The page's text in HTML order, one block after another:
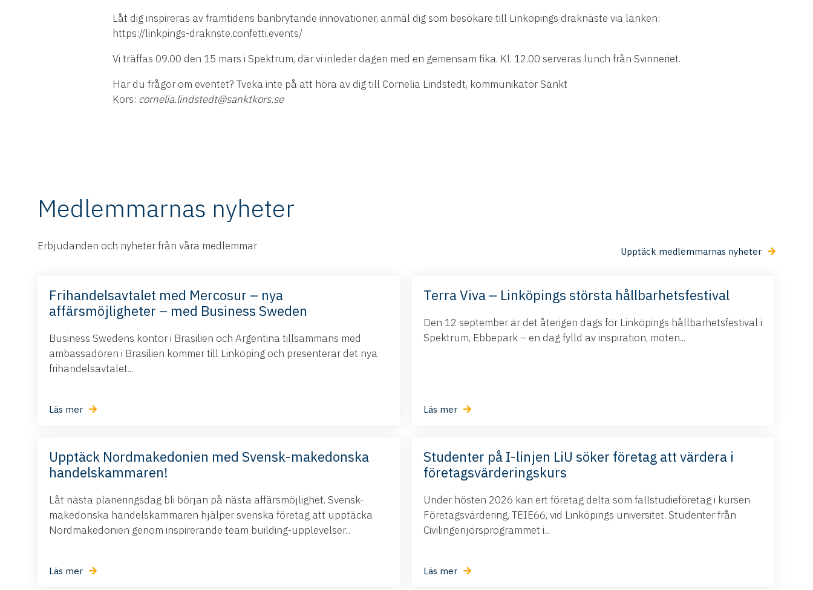
Låt dig inspireras av framtidens banbrytande innovationer, anmäl dig som besökare till Linköpings draknäste via länken:
https://linkpings-draknste.confetti.events/
Vi träffas 09.00 den 15 mars i Spektrum, där vi inleder dagen med en gemensam fika. Kl. 12.00 serveras lunch från Svinneriet.
Har du frågor om eventet? Tveka inte på att höra av dig till Cornelia Lindstedt, kommunikatör Sankt
Kors: cornelia.lindstedt@sanktkors.se
Medlemmarnas nyheter
Erbjudanden och nyheter från våra medlemmar Upptäck medlemmarnas nyheter
Frihandelsavtalet med Mercosur – nya
affärsmöjligheter – med Business Sweden
Business Swedens kontor i Brasilien och Argentina tillsammans med
ambassadören i Brasilien kommer till Linköping och presenterar det nya
frihandelsavtalet...
Läs mer
Terra Viva – Linköpings största hållbarhetsfestival
Den 12 september är det återigen dags för Linköpings hållbarhetsfestival i
Spektrum, Ebbepark – en dag fylld av inspiration, möten...
Läs mer
Upptäck Nordmakedonien med Svensk-makedonska
handelskammaren!
Låt nästa planeringsdag bli början på nästa affärsmöjlighet. Svensk-
makedonska handelskammaren hjälper svenska företag att upptäcka
Nordmakedonien genom inspirerande team building-upplevelser...
Läs mer
Studenter på I-linjen LiU söker företag att värdera i
företagsvärderingskurs
Under hösten 2026 kan ert företag delta som fallstudieföretag i kursen
Företagsvärdering, TEIE66, vid Linköpings universitet. Studenter från
Civilingenjörsprogrammet i...
Läs mer